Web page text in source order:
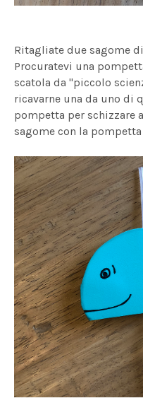
Ritagliate due sagome
Procuratevi una
scatola da "piccolo
ricavarne una da uno di
pompetta per schizzare
sagome con la